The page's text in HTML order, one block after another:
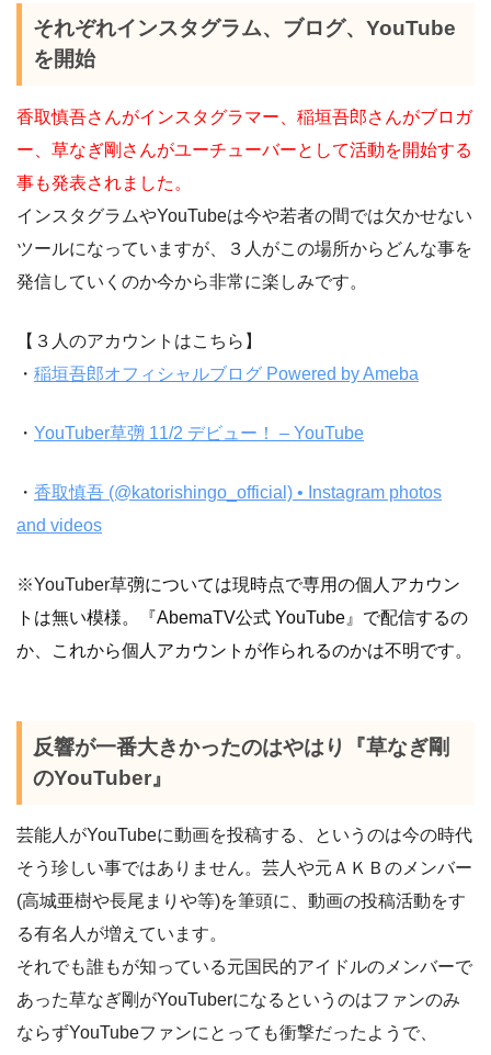
それぞれインスタグラム、ブログ、YouTube
を開始
香取慎吾さんがインスタグラマー、稲垣吾郎さんがブロガ
ー、草なぎ剛さんがユーチューバーとして活動を開始する
事も発表されました。
インスタグラムやYouTubeは今や若者の間では欠かせない
ツールになっていますが、３人がこの場所からどんな事を
発信していくのか今から非常に楽しみです。
【３人のアカウントはこちら】
・ 稲垣吾郎オフィシャルブログ Powered by Ameba
・ YouTuber草彅 11/2 デビュー！ – YouTube
・ 香取慎吾 (@katorishingo_official) • Instagram photos
and videos
※YouTuber草彅については現時点で専用の個人アカウン
トは無い模様。『AbemaTV公式 YouTube』で配信するの
か、これから個人アカウントが作られるのかは不明です。
反響が一番大きかったのはやはり『草なぎ剛
のYouTuber』
芸能人がYouTubeに動画を投稿する、というのは今の時代
そう珍しい事ではありません。芸人や元ＡＫＢのメンバー
(高城亜樹や長尾まりや等)を筆頭に、動画の投稿活動をす
る有名人が増えています。
それでも誰もが知っている元国民的アイドルのメンバーで
あった草なぎ剛がYouTuberになるというのはファンのみ
ならずYouTubeファンにとっても衝撃だったようで、